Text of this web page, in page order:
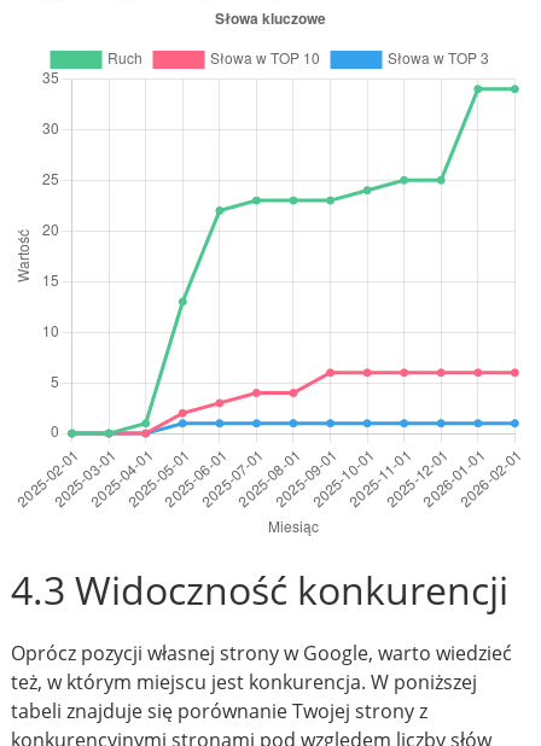
4.3 Widoczność konkurencji
Oprócz pozycji własnej strony w Google, warto wiedzieć
też, w którym miejscu jest konkurencja. W poniższej
tabeli znajduje się porównanie Twojej strony z
konkurencyjnymi stronami pod względem liczby słów